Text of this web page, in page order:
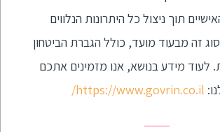
תוך ניצול כל היתרונות הנלווים
זה מבעוד מועד, כולל הגברת הביטחון
לעוד מידע בנושא, אנו מזמינים אתכם
https://www.govrin.co.il/